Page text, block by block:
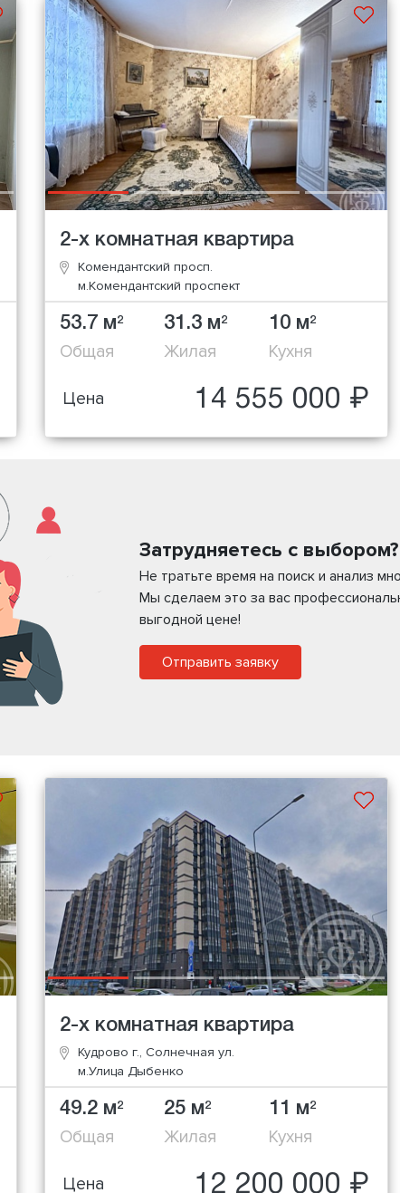
2-х комнатная квартира
Комендантский просп.
м.Комендантский проспект
53.7 м2
Общая
31.3 м2
Жилая
10 м2
Кухня
Цена 14 555 000 ₽
Затрудняетесь с выбором?
Не тратьте время на поиск и анализ
Мы сделаем это за вас
выгодной цене!
Отправить заявку
2-х комнатная квартира
Кудрово г., Солнечная ул.
м.Улица Дыбенко
49.2 м2
Общая
25 м2
Жилая
11 м2
Кухня
Цена 12 200 000 ₽